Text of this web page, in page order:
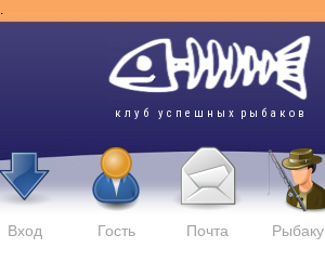
к л у б у с п е ш н ы х р ы б а к о в
Вход Гость Почта Рыбаку